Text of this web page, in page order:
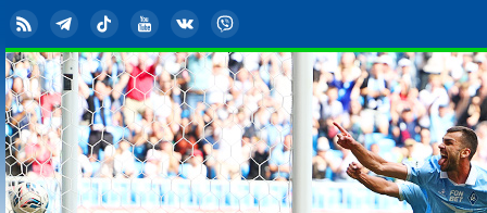
RSS TelegramTikTok YouTubeВКонтакте